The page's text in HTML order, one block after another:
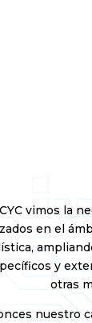
vimos la
en el
y
otras
nuestro